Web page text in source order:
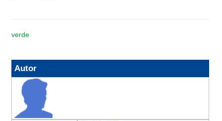
verde
Autor